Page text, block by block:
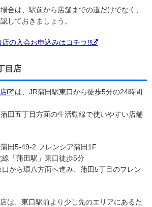
合は、駅前から店舗までの道だけでなく、
しておきましょう。
の入会お申込みはコチラ!!
目店
は、JR蒲田駅東口から徒歩5分の24時間
田五丁目方面の生活動線で使いやすい店舗
田5-49-2 フレンシア蒲田1F
線「蒲田駅」東口徒歩5分
から環八方面へ進み、蒲田5丁目のフレン
は、東口駅前より少し先のエリアにあるた